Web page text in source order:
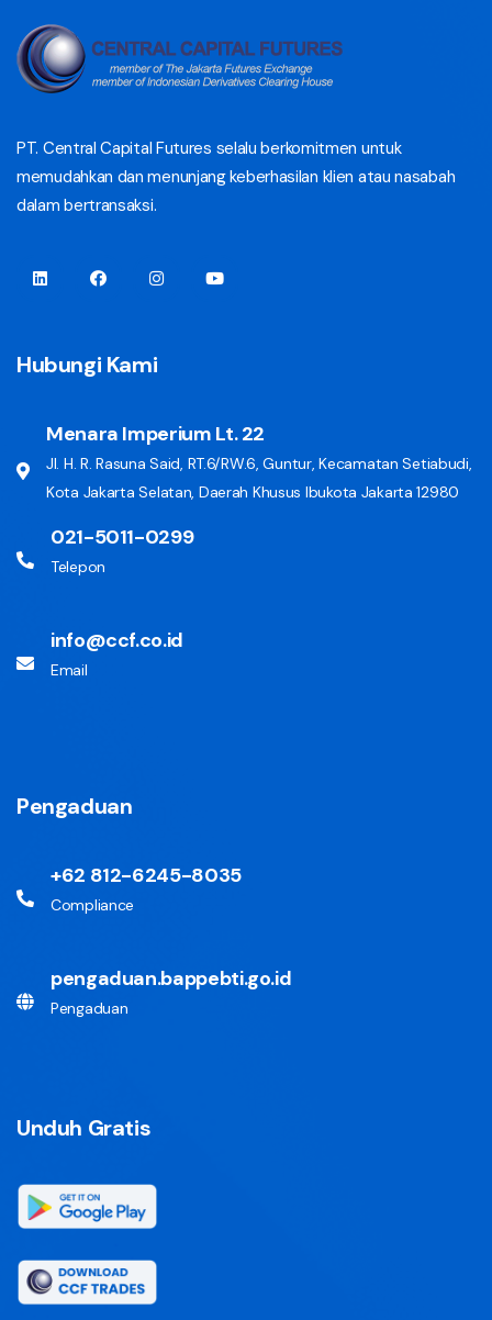
PT. Central Capital Futures selalu berkomitmen untuk
memudahkan dan menunjang keberhasilan klien atau nasabah
dalam bertransaksi.
Hubungi Kami
Menara Imperium Lt. 22
Jl. H. R. Rasuna Said, RT.6/RW.6, Guntur, Kecamatan Setiabudi,
Kota Jakarta Selatan, Daerah Khusus Ibukota Jakarta 12980
021-5011-0299
Telepon
info@ccf.co.id
Email
Pengaduan
+62 812-6245-8035
Compliance
pengaduan.bappebti.go.id
Pengaduan
Unduh Gratis